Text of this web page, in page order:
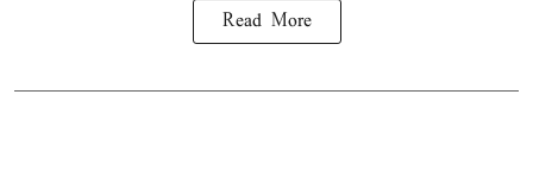
Read More